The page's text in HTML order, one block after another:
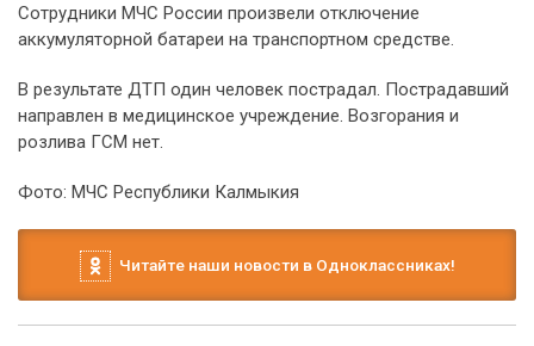
Сотрудники МЧС России произвели отключение
аккумуляторной батареи на транспортном средстве.
В результате ДТП один человек пострадал. Пострадавший
направлен в медицинское учреждение. Возгорания и
розлива ГСМ нет.
Фото: МЧС Республики Калмыкия
Читайте наши новости в Одноклассниках!